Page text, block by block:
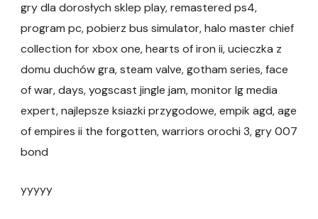
gry dla dorosłych sklep play, remastered ps4,
program pc, pobierz bus simulator, halo master chief
collection for xbox one, hearts of iron ii, ucieczka z
domu duchów gra, steam valve, gotham series, face
of war, days, yogscast jingle jam, monitor lg media
expert, najlepsze ksiazki przygodowe, empik agd, age
of empires ii the forgotten, warriors orochi 3, gry 007
bond
yyyyy